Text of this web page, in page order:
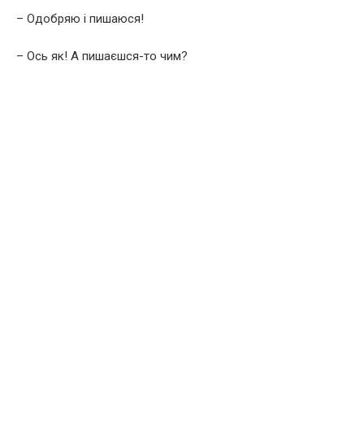
– Одобряю і пишаюся!
– Ось як! А пишаєшся-то чим?